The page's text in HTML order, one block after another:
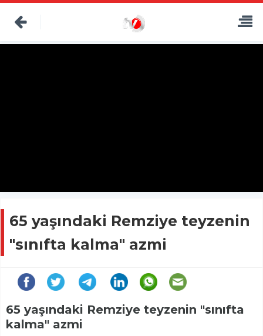
65 yaşındaki Remziye teyzenin
"sınıfta kalma" azmi
65 yaşındaki Remziye teyzenin "sınıfta
kalma" azmi